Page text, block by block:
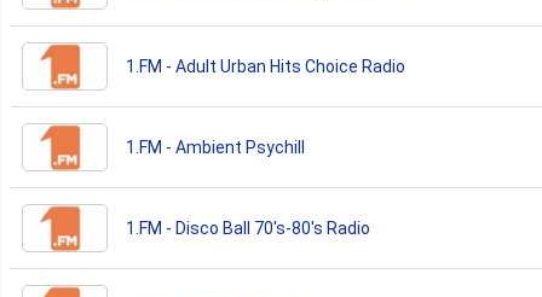
1.FM - Adult Urban Hits Choice Radio
1.FM - Ambient Psychill
1.FM - Disco Ball 70's-80's Radio